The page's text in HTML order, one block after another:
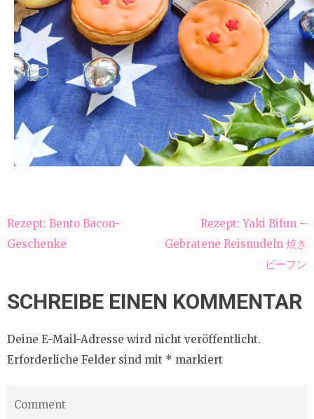
Beitragsnavigation
Rezept: Bento Bacon-
Geschenke
Rezept: Yaki Bifun –
Gebratene Reisnudeln 焼き
ビーフン
SCHREIBE EINEN KOMMENTAR
Deine E-Mail-Adresse wird nicht veröffentlicht.
Erforderliche Felder sind mit * markiert